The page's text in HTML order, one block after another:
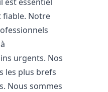
fiable. Notre
urgents. Nos
les plus brefs
Nous sommes